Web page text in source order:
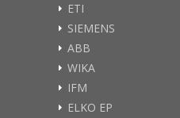
ETI
SIEMENS
ABB
WIKA
IFM
ELKO EP